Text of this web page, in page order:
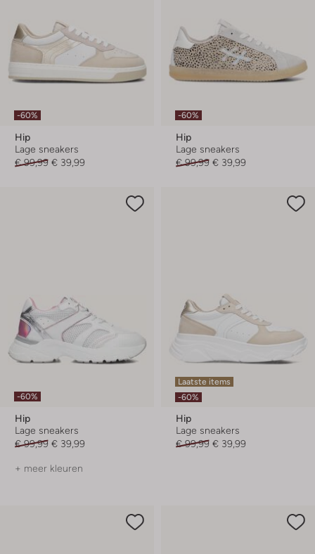
-60%
Hip
Lage sneakers
€ 99,99 € 39,99
-60%
Hip
Lage sneakers
€ 99,99 € 39,99
-60%
Hip
Lage sneakers
€ 99,99 € 39,99
+ meer kleuren
Laatste items
-60%
Hip
Lage sneakers
€ 99,99 € 39,99